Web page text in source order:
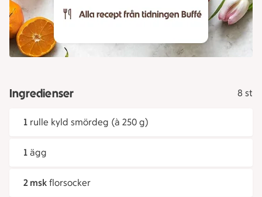
Ingredienser 8 st
1 rulle kyld smördeg (à 250 g)
1 ägg
2 msk florsocker